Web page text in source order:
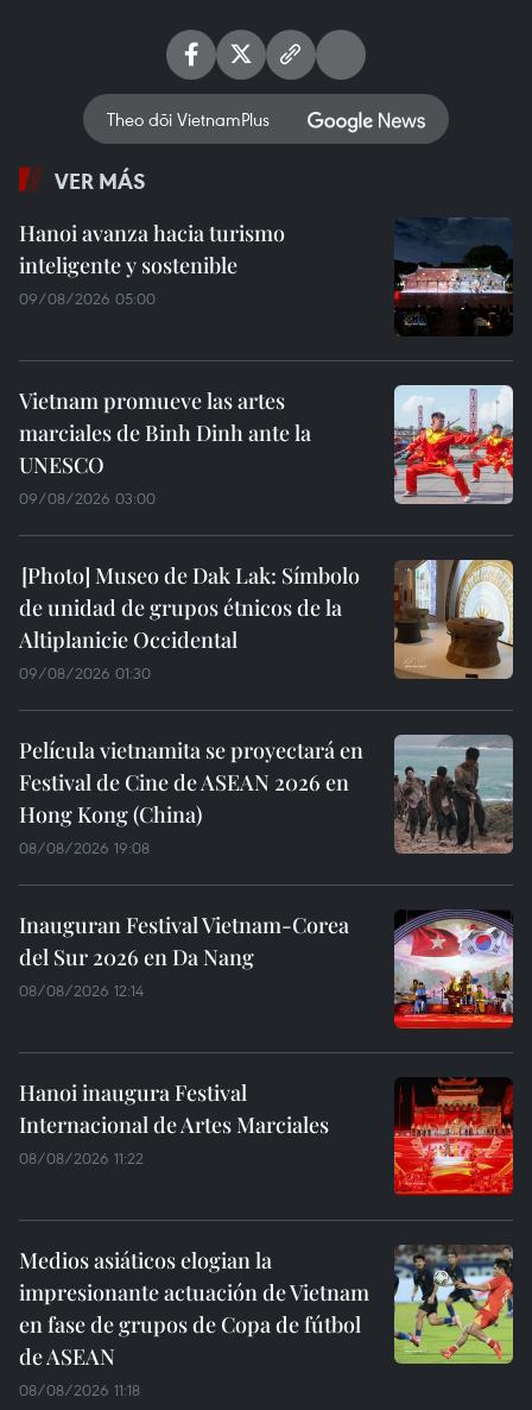
Theo dõi VietnamPlus
VER MÁS
Hanoi avanza hacia turismo
inteligente y sostenible
09/08/2026 05:00
Vietnam promueve las artes
marciales de Binh Dinh ante la
UNESCO
09/08/2026 03:00
Museo de Dak Lak: Símbolo
de unidad de grupos étnicos de la
Altiplanicie Occidental
09/08/2026 01:30
Película vietnamita se proyectará en
Festival de Cine de ASEAN 2026 en
Hong Kong (China)
08/08/2026 19:08
Inauguran Festival Vietnam-Corea
del Sur 2026 en Da Nang
08/08/2026 12:14
Hanoi inaugura Festival
Internacional de Artes Marciales
08/08/2026 11:22
Medios asiáticos elogian la
impresionante actuación de Vietnam
en fase de grupos de Copa de fútbol
de ASEAN
08/08/2026 11:18